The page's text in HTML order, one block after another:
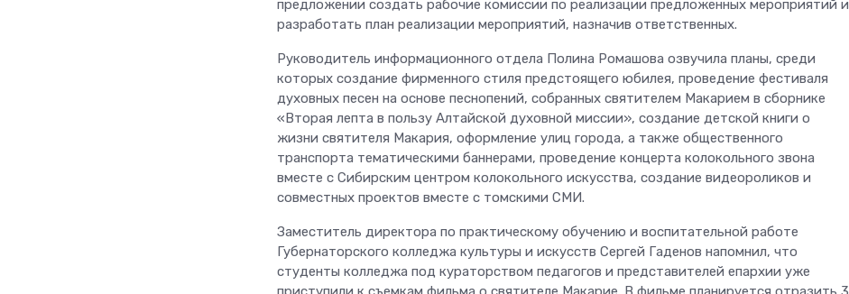
предложении создать рабочие комиссии по реализации предложенных мероприятий и
разработать план реализации мероприятий, назначив ответственных.
Руководитель информационного отдела Полина Ромашова озвучила планы, среди
которых создание фирменного стиля предстоящего юбилея, проведение фестиваля
духовных песен на основе песнопений, собранных святителем Макарием в сборнике
«Вторая лепта в пользу Алтайской духовной миссии», создание детской книги о
жизни святителя Макария, оформление улиц города, а также общественного
транспорта тематическими баннерами, проведение концерта колокольного звона
вместе с Сибирским центром колокольного искусства, создание видеороликов и
совместных проектов вместе с томскими СМИ.
Заместитель директора по практическому обучению и воспитательной работе
Губернаторского колледжа культуры и искусств Сергей Гаденов напомнил, что
студенты колледжа под кураторством педагогов и представителей епархии уже